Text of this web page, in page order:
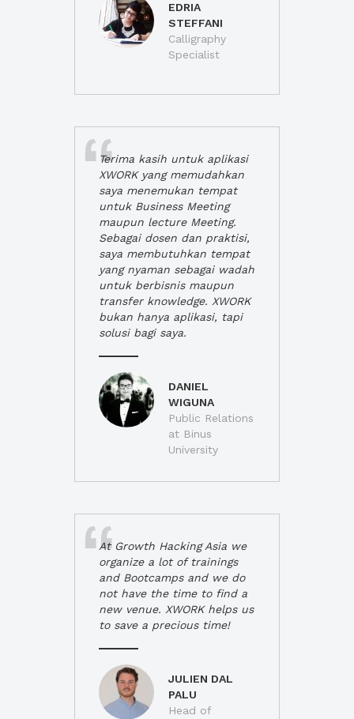
EDRIA
STEFFANI
Calligraphy
Specialist
Terima kasih untuk aplikasi
XWORK yang memudahkan
saya menemukan tempat
untuk Business Meeting
maupun lecture Meeting.
Sebagai dosen dan praktisi,
saya membutuhkan tempat
yang nyaman sebagai wadah
untuk berbisnis maupun
transfer knowledge. XWORK
bukan hanya aplikasi, tapi
solusi bagi saya.
DANIEL
WIGUNA
Public Relations
at Binus
University
At Growth Hacking Asia we
organize a lot of trainings
and Bootcamps and we do
not have the time to find a
new venue. XWORK helps us
to save a precious time!
JULIEN DAL
PALU
Head of